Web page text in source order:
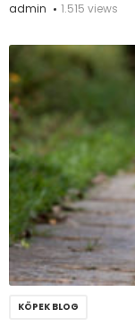
admin 1.515 views
KÖPEK BLOG